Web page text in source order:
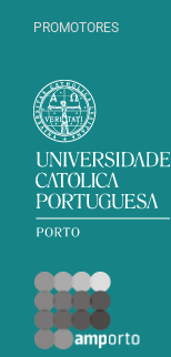
PROMOTORES